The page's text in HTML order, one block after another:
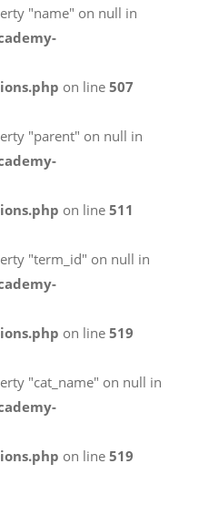
学
7663
問い合わせ
"name" on null in
on line 507
"parent" on null in
on line 511
"term_id" on null in
on line 519
"cat_name" on null in
on line 519